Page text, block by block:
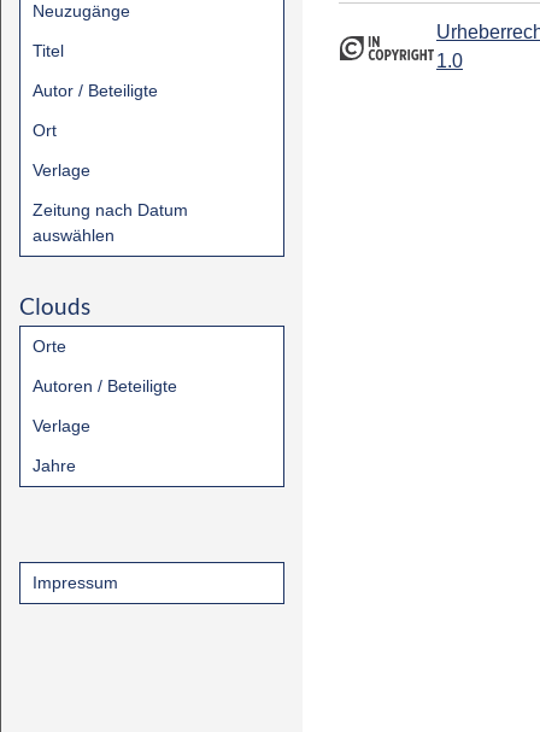
Neuzugänge
Titel
Autor / Beteiligte
Ort
Verlage
Zeitung nach Datum
auswählen
Clouds
Orte
Autoren / Beteiligte
Verlage
Jahre
Impressum
1.0